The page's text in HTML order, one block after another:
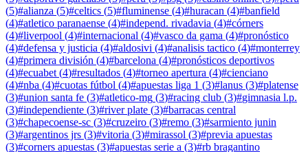
(5)#alianza (5)#celtics (5)#fluminense (4)#huracan (4)#banfield
(4)#atletico paranaense (4)#independ. rivadavia (4)#córners
(4)#liverpool (4)#internacional (4)#vasco da gama (4)#pronóstico
(4)#defensa y justicia (4)#aldosivi (4)#analisis tactico (4)#monterrey
(4)#primera división (4)#barcelona (4)#pronósticos deportivos
(4)#ecuabet (4)#resultados (4)#torneo apertura (4)#cienciano
(4)#nba (4)#cuotas fútbol (4)#apuestas liga 1 (3)#lanus (3)#platense
(3)#union santa fe (3)#atletico-mg (3)#racing club (3)#gimnasia l.p.
(3)#independiente (3)#river plate (3)#barracas central
(3)#chapecoense-sc (3)#cruzeiro (3)#remo (3)#sarmiento junin
(3)#argentinos jrs (3)#vitoria (3)#mirassol (3)#previa apuestas
(3)#corners apuestas (3)#apuestas serie a (3)#rb bragantino